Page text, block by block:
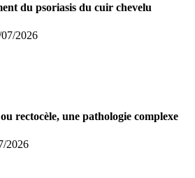
du psoriasis du cuir chevelu
2026
rectocèle, une pathologie complexe
2026